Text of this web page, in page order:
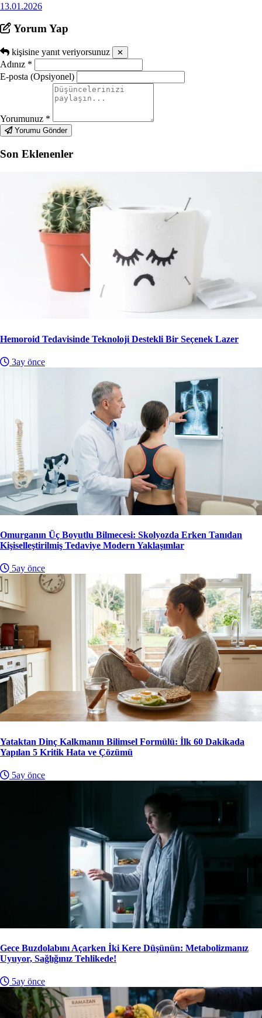
13.01.2026
Yorum Yap
kişisine yanıt veriyorsunuz ✕
Adınız *
E-posta (Opsiyonel)
Yorumunuz *
Yorumu Gönder
Son Eklenenler
Hemoroid Tedavisinde Teknoloji Destekli Bir Seçenek Lazer
3ay önce
Omurganın Üç Boyutlu Bilmecesi: Skolyozda Erken Tanıdan
Kişiselleştirilmiş Tedaviye Modern Yaklaşımlar
5ay önce
Yataktan Dinç Kalkmanın Bilimsel Formülü: İlk 60 Dakikada
Yapılan 5 Kritik Hata ve Çözümü
5ay önce
Gece Buzdolabını Açarken İki Kere Düşünün: Metabolizmanız
Uyuyor, Sağlığınız Tehlikede!
5ay önce